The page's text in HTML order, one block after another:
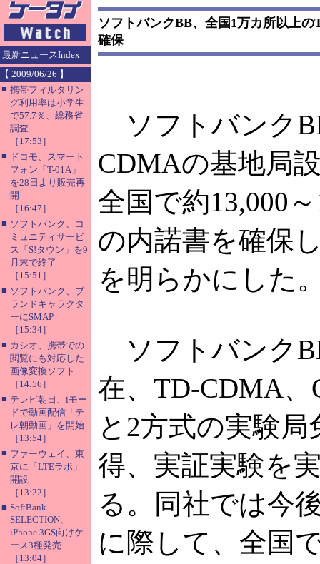
最新ニュースIndex
【 2009/06/26 】
■ 携帯フィルタリン
グ利用率は小学生
で57.7％、総務省
調査
［17:53］
■ ドコモ、スマート
フォン「T-01A」
を28日より販売再
開
［16:47］
■ ソフトバンク、コ
ミュニティサービ
ス「S!タウン」を9
月末で終了
［15:51］
■ ソフトバンク、ブ
ランドキャラクタ
ーにSMAP
［15:34］
■ カシオ、携帯での
閲覧にも対応した
画像変換ソフト
［14:56］
■ テレビ朝日、iモー
ドで動画配信「テ
レ朝動画」を開始
［13:54］
■ ファーウェイ、東
京に「LTEラボ」
開設
［13:22］
■ SoftBank
SELECTION、
iPhone 3GS向けケ
ース3種発売
［13:04］
ソフトバンクBB、全国1万カ所以上
確保
ソフトバンク
CDMAの基地局
全国で約13,000
の内諾書を確保
を明らかにした
ソフトバンク
在、TD-CDMA、
と2方式の実験局
得、実証実験を
る。同社では今
に際して、全国